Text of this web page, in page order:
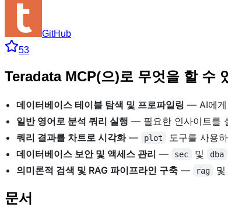
GitHub
53
Teradata MCP(으)로 무엇을 할 수
데이터베이스 테이블 탐색 및 프로파일링 — AI에게
일반 영어로 분석 쿼리 실행 — 필요한 인사이트를
쿼리 결과를 차트로 시각화— plot
도구를 사용
데이터베이스 보안 및 액세스 관리 — sec 및 dba
의미론적 검색 및 RAG 파이프라인 구축 — rag 및
문서